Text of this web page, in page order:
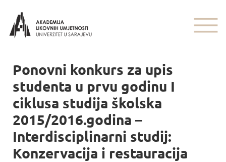
Ponovni konkurs za upis
studenta u prvu godinu I
ciklusa studija školska
2015/2016.godina –
Interdisciplinarni studij:
Konzervacija i restauracija